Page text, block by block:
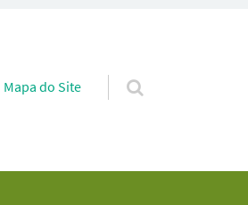
Pular para o conteúdo
Mapa do Site